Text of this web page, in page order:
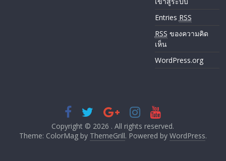
Entries RSS
RSS ของความคิด
เห็น
WordPress.org
Copyright © 2026 . All rights reserved.
Theme: ColorMag by ThemeGrill. Powered by WordPress.